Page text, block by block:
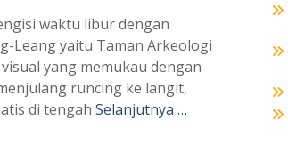
waktu libur dengan
Leang yaitu Taman Arkeologi
yang memukau dengan
runcing ke langit,
di tengah Selanjutnya …